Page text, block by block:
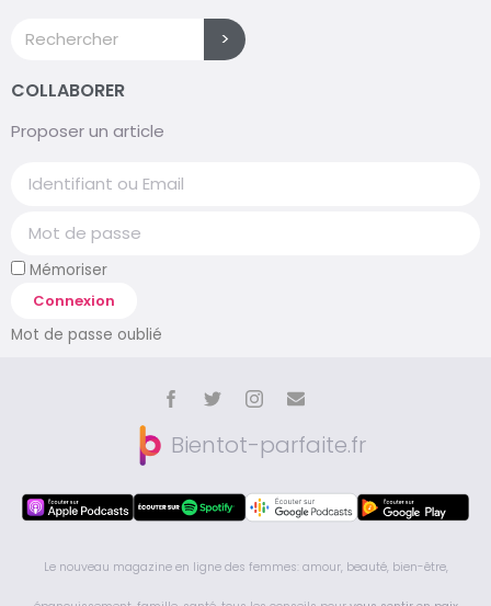
>
COLLABORER
Proposer un article
Mémoriser
Connexion
Mot de passe oublié
Bientot-parfaite.fr
Le nouveau magazine en ligne des femmes: amour, beauté, bien-être,